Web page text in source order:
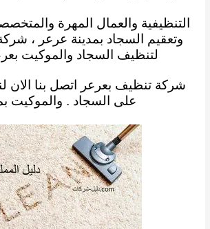
التنظيفية والعمال المهرة
وتعقيم السجاد بمدينة عرعر ،
لتنظيف السجاد والموكيت
شركة تنظيف بعرعر
اتصل بنا
على
السجاد . والموكيت